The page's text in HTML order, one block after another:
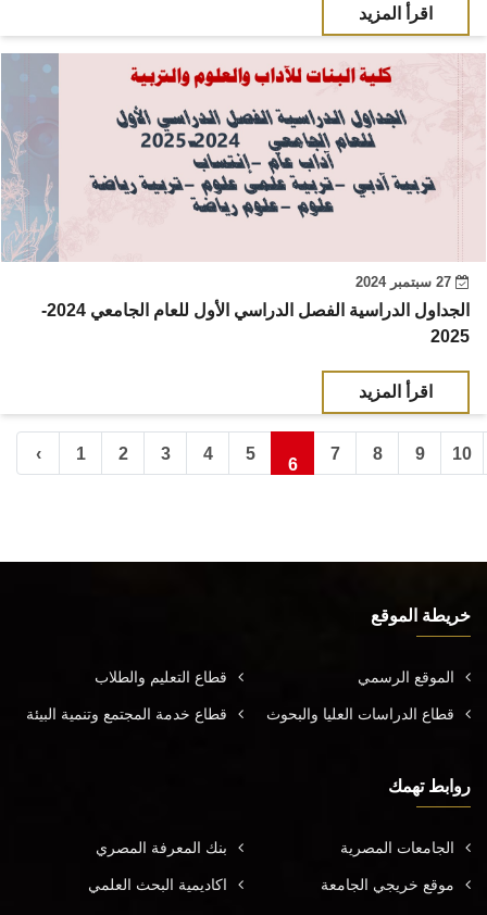
اقرأ المزيد
الجداول الدراسية الفصل الدراسي الأول للعام الجامعي 2024-
2025
اقرأ المزيد
‹ 1 2 3 4 5
6
7 8 9 10
خريطة الموقع
الموقع الرسمي قطاع التعليم والطلاب
قطاع الدراسات العليا والبحوث قطاع خدمة المجتمع وتنمية البيئة
روابط تهمك
الجامعات المصرية بنك المعرفة المصري
موقع خريجي الجامعة اكاديمية البحث العلمي